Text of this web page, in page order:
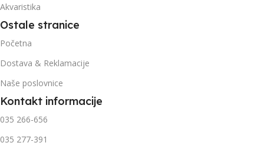
Akvaristika
Ostale stranice
Početna
Dostava & Reklamacije
Naše poslovnice
Kontakt informacije
035 266-656
035 277-391